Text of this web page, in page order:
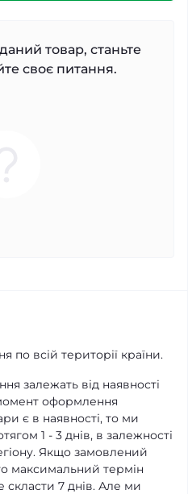
товар, станьте
своє питання.
по всій території країни.
залежать від наявності
оформлення
є в наявності, то ми
1 - 3 днів, в залежності
Якщо замовлений
максимальний термін
7 днів. Але ми